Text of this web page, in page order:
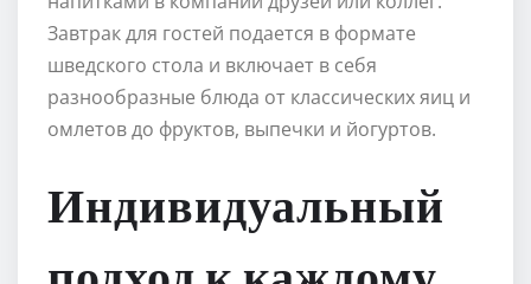
Завтрак для гостей подается в формате
шведского стола и включает в себя
разнообразные блюда от классических яиц и
омлетов до фруктов, выпечки и йогуртов.
Индивидуальный